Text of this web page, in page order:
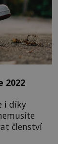
2022
i díky
členství